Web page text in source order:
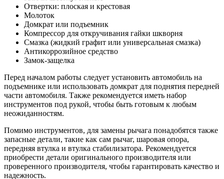
Отвертки: плоская и крестовая
Молоток
Домкрат или подъемник
Компрессор для откручивания гайки шкворня
Смазка (жидкий графит или универсальная смазка)
Антикоррозийное средство
Замок-защелка
Перед началом работы следует установить автомобиль на
подъемнике или использовать домкрат для поднятия передней
части автомобиля. Также рекомендуется иметь набор
инструментов под рукой, чтобы быть готовым к любым
неожиданностям.
Помимо инструментов, для замены рычага понадобятся также
запасные детали, такие как сам рычаг, шаровая опора,
передняя втулка и втулка стабилизатора. Рекомендуется
приобрести детали оригинального производителя или
проверенного производителя, чтобы гарантировать качество и
надежность.